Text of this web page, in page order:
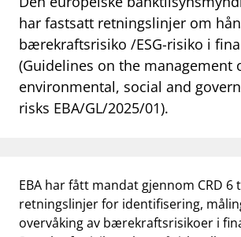
work_outline Jobb hos oss
dashboard Informasjon for investorer
notifications_noneAbonner på nyhetsvarsel
har fastsatt retningslinjer om
bærekraftsrisiko /ESG-risiko i
(Guidelines on the management
environmental, social and
risks EBA/GL/2025/01).
EBA har fått mandat gjennom CRD 6
retningslinjer for identifisering,
overvåking av bærekraftsrisikoer i